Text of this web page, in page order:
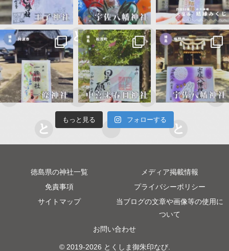
もっと見る フォローする
徳島県の神社一覧
メディア掲載情報
免責事項
プライバシーポリシー
サイトマップ
当ブログの文章や画像等の使用に
ついて
お問い合わせ
© 2019-2026 とくしま御朱印なび.